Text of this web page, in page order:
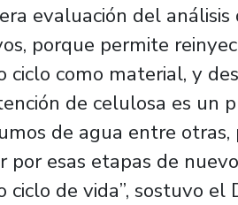
evaluación del
porque permite
ciclo como material, y
de celulosa es un
de agua entre
por esas etapas de
de vida”, sostuvo el